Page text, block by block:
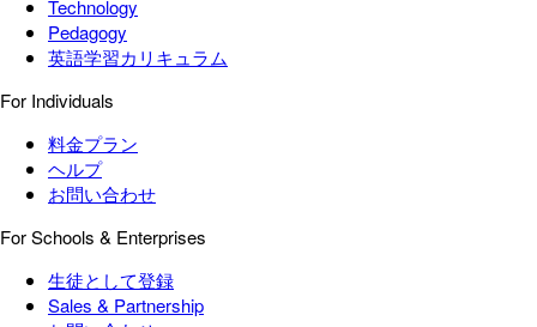
Technology
Pedagogy
英語学習カリキュラム
For Individuals
料金プラン
ヘルプ
お問い合わせ
For Schools & Enterprises
生徒として登録
Sales & Partnership